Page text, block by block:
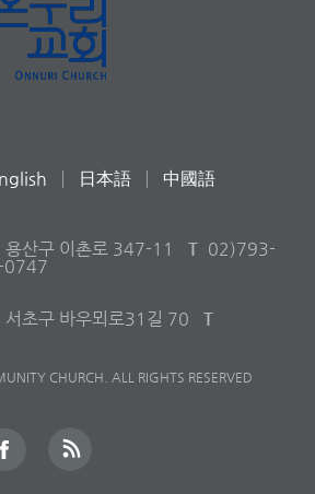
日本語 中國語
산구 이촌로 347-11
T 02)793-
초구 바우뫼로31길 70
T
CHURCH. ALL RIGHTS RESERVED